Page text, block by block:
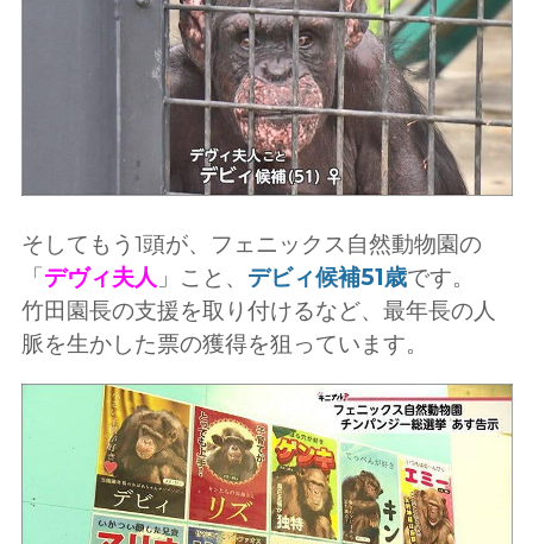
そしてもう1頭が、フェニックス自然動物園の
「デヴィ夫人 」こと、 デビィ候補51歳です。
竹田園長の支援を取り付けるなど、最年長の人
脈を生かした票の獲得を狙っています。